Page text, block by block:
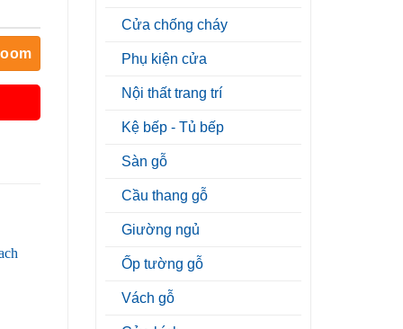
Cửa chống cháy
Phụ kiện cửa
Nội thất trang trí
Kệ bếp - Tủ bếp
Sàn gỗ
Cầu thang gỗ
Giường ngủ
Ốp tường gỗ
Vách gỗ